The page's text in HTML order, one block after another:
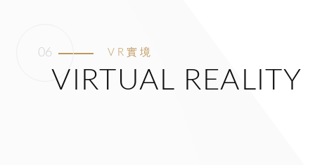
VR實境
VIRTUAL REALITY